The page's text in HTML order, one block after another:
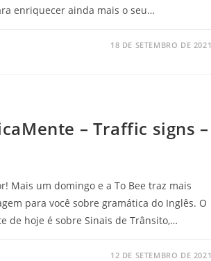
enriquecer ainda mais o seu…
18 DE SETEMBRO DE 2021
– Traffic signs –
Mais um domingo e a To Bee traz mais
para você sobre gramática do Inglês. O
de hoje é sobre Sinais de Trânsito,…
12 DE SETEMBRO DE 2021